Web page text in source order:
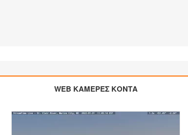
WEB ΚΑΜΕΡΕΣ ΚΟΝΤΑ